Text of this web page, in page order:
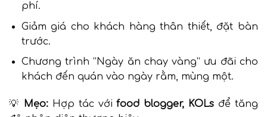
phí.
Giảm giá cho khách hàng thân thiết, đặt bàn
trước.
Chương trình “Ngày ăn chay vàng” ưu đãi cho
khách đến quán vào ngày rằm, mùng một.
💡 Mẹo:Hợp tác vớifood blogger, KOLs để tăng